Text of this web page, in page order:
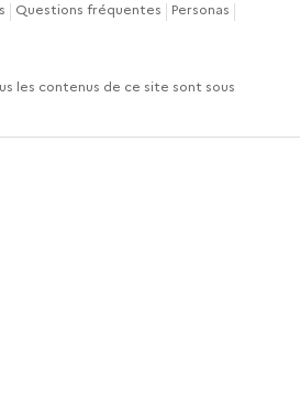
Questions fréquentes Personas
les contenus de ce site sont sous